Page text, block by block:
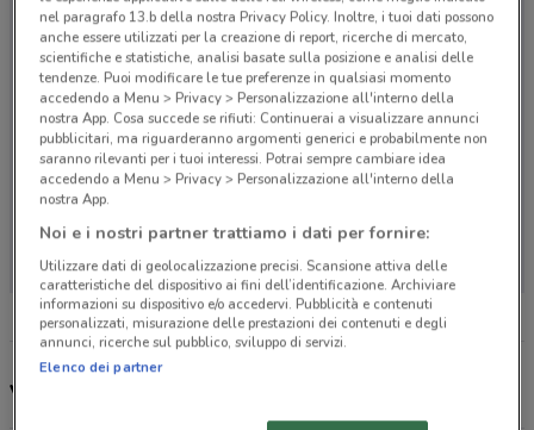
Non ci sono negozi nelle vicinanze
Volantino, offerte e catalogo premi Bennet
nel paragrafo 13.b della nostra Privacy Policy. Inoltre, i tuoi dati possono
anche essere utilizzati per la creazione di report, ricerche di mercato,
scientifiche e statistiche, analisi basate sulla posizione e analisi delle
tendenze. Puoi modificare le tue preferenze in qualsiasi momento
accedendo a Menu > Privacy > Personalizzazione all'interno della
nostra App. Cosa succede se rifiuti: Continuerai a visualizzare annunci
pubblicitari, ma riguarderanno argomenti generici e probabilmente non
saranno rilevanti per i tuoi interessi. Potrai sempre cambiare idea
accedendo a Menu > Privacy > Personalizzazione all'interno della
nostra App.
Noi e i nostri partner trattiamo i dati per fornire:
Utilizzare dati di geolocalizzazione precisi. Scansione attiva delle
caratteristiche del dispositivo ai fini dell’identificazione. Archiviare
informazioni su dispositivo e/o accedervi. Pubblicità e contenuti
personalizzati, misurazione delle prestazioni dei contenuti e degli
annunci, ricerche sul pubblico, sviluppo di servizi.
Elenco dei partner